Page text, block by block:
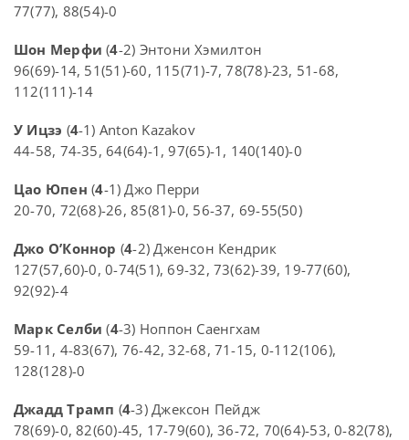
77(77), 88(54)-0
Шон Мерфи (4-2) Энтони Хэмилтон
96(69)-14, 51(51)-60, 115(71)-7, 78(78)-23, 51-68,
112(111)-14
У Ицзэ (4-1) Anton Kazakov
44-58, 74-35, 64(64)-1, 97(65)-1, 140(140)-0
Цао Юпен (4-1) Джо Перри
20-70, 72(68)-26, 85(81)-0, 56-37, 69-55(50)
Джо О’Коннор (4-2) Дженсон Кендрик
127(57,60)-0, 0-74(51), 69-32, 73(62)-39, 19-77(60),
92(92)-4
Марк Селби (4-3) Ноппон Саенгхам
59-11, 4-83(67), 76-42, 32-68, 71-15, 0-112(106),
128(128)-0
Джадд Трамп (4-3) Джексон Пейдж
78(69)-0, 82(60)-45, 17-79(60), 36-72, 70(64)-53, 0-82(78),